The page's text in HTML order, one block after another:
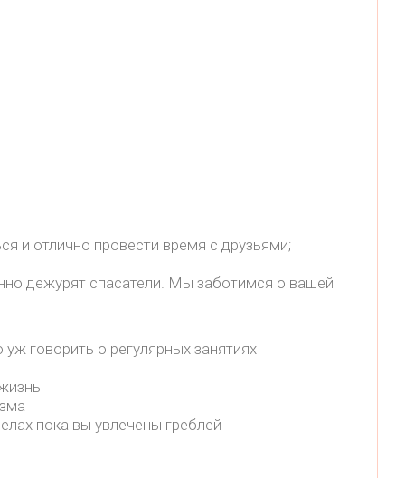
и отлично провести время с друзьями;
дежурят спасатели. Мы заботимся о вашей
говорить о регулярных занятиях
пока вы увлечены греблей